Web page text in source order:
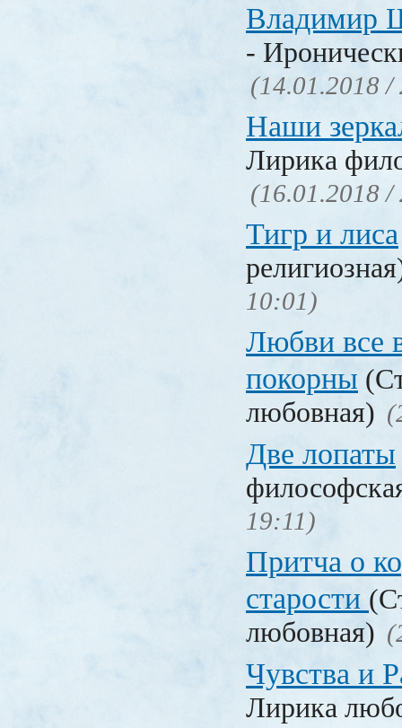
Владимир
-
(14.01.2018 /
Наши
Лирика
(16.01.2018 /
Тигр и лиса
10:01)
Любви все
покорны
любовная)
Две лопаты
19:11)
Притча о
старости
любовная)
Чувства и
Лирика